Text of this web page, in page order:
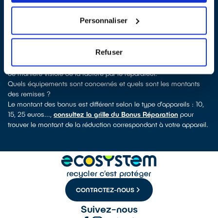
Personnaliser
Refuser
pour quels types d’appareils ce professionnel a obtenu le label.
informatique, outillage électroportatif : à chaque famille
d’appareils son réparateur spécialisé et labellisé QualiRépar.
Comment bénéficier du Bonus Réparation à Arvert ?
Le Bonus Réparation est en vigueur chez tous les réparateurs
ayant obtenu le label QualiRépar. Il est déduit instantanément et
de manière visible de la facture par le réparateur.
Quels équipements sont concernés et quels sont les montants
des remises ?
Le montant des bonus est différent selon le type d’appareils : 10,
15, 25 euros..., consultez la grille du Bonus Réparation pour
trouver le montant de la réduction correspondant à votre appareil.
CONTACTEZ-NOUS
Suivez-nous